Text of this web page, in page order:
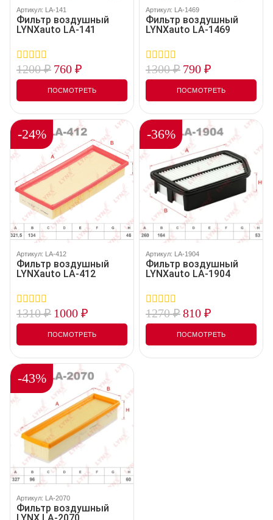
Артикул: LA-141
Фильтр воздушный
LYNXauto LA-141
0
out
5
1200₽ 760 ₽
ПОСМОТРЕТЬ
Артикул: LA-1469
Фильтр воздушный
LYNXauto LA-1469
0
out
5
1300₽ 790 ₽
ПОСМОТРЕТЬ
-24%
Артикул: LA-412
Фильтр воздушный
LYNXauto LA-412
0
out
5
1310₽ 1000 ₽
ПОСМОТРЕТЬ
-36%
Артикул: LA-1904
Фильтр воздушный
LYNXauto LA-1904
0
out
5
1270₽810 ₽
ПОСМОТРЕТЬ
-43%
Артикул: LA-2070
Фильтр воздушный
LYNX LA-2070